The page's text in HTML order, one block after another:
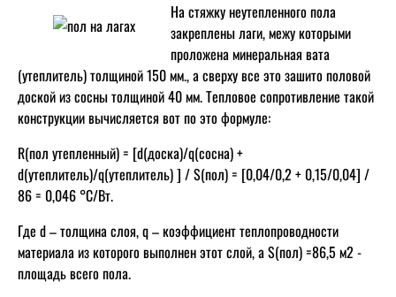
На стяжку неутепленного пола
закреплены лаги, межу которыми
проложена минеральная вата
(утеплитель) толщиной 150 мм., а сверху все это зашито половой
доской из сосны толщиной 40 мм. Тепловое сопротивление такой
конструкции вычисляется вот по это формуле:
R(пол утепленный) = [d(доска)/q(сосна) +
d(утеплитель)/q(утеплитель) ] / S(пол) = [0,04/0,2 + 0,15/0,04] /
86 = 0,046 °С/Вт.
Где d – толщина слоя, q – коэффициент теплопроводности
материала из которого выполнен этот слой, а S(пол) =86,5 м2 -
площадь всего пола.